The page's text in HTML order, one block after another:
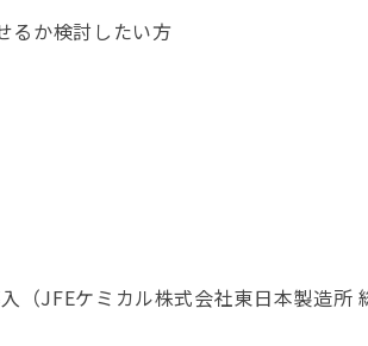
るか検討したい方
（JFEケミカル株式会社東日本製造所